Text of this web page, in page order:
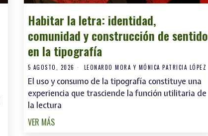
Habitar la letra: identidad,
comunidad y construcción de sentido
en la tipografía
5 AGOSTO, 2026 LEONARDO MORA Y MÓNICA PATRICIA LÓPEZ
El uso y consumo de la tipografía constituye una
experiencia que trasciende la función utilitaria de
la lectura
VER MÁS